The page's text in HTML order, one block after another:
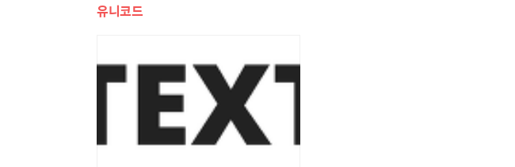
유니코드